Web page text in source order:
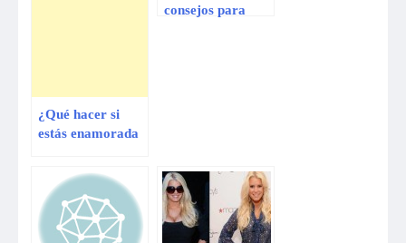
¿Qué hacer si
estás enamorada
¡Entérate!
consejos para